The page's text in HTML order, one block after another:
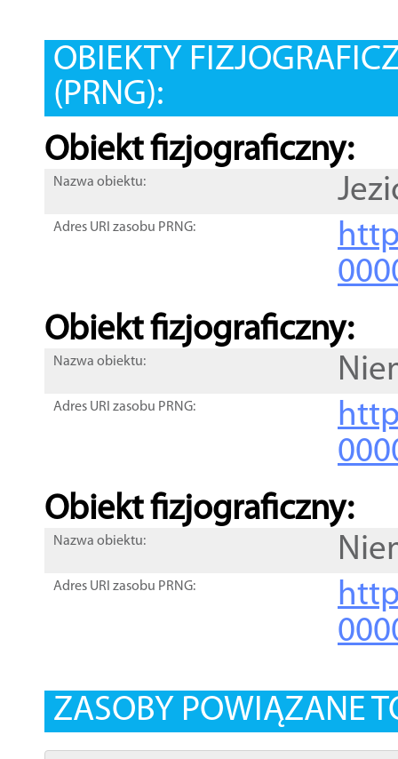
OBIEKTY
(PRNG):
Obiekt fizjograficzny:
Nazwa obiektu:
Adres URI zasobu PRNG:
Obiekt fizjograficzny:
Nazwa obiektu:
Adres URI zasobu PRNG:
Obiekt fizjograficzny:
Nazwa obiektu:
Adres URI zasobu PRNG:
ZASOBY POWIĄZANE